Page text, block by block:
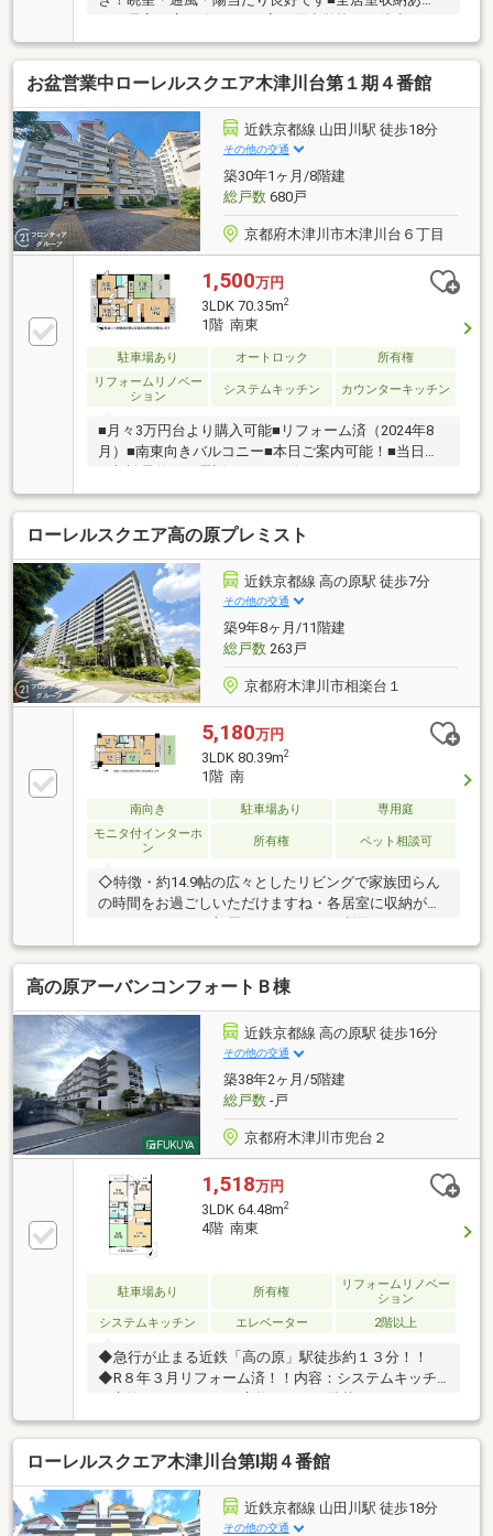
分！お子様の登下校にも安心の距離
お盆営業中ローレルスクエア木津川台第１期４番館
近鉄京都線 山田川駅 徒歩18分
その他の交通
築30年1ヶ月/8階建
総戸数680戸
京都府木津川市木津川台６丁目
1,500万円
3LDK 70.35m2
1階 南東
駐車場あり オートロック
所有権
リフォームリノベー
ション
システムキッチン カウンターキッチン
■月々3万円台より購入可能■リフォーム済（2024年8
月）■南東向きバルコニー■本日ご案内可能！■当日の
ローレルスクエア高の原プレミスト
近鉄京都線 高の原駅 徒歩7分
その他の交通
築9年8ヶ月/11階建
総戸数263戸
京都府木津川市相楽台１
5,180万円
3LDK 80.39m2
1階 南
南向き 駐車場あり
専用庭
モニタ付インターホ
ン
所有権 ペット相談可
◇特徴・約14.9帖の広々としたリビングで家族団らん
の時間をお過ごしいただけますね・各居室に収納がご
す・広々とした専用庭ではガーデニングなどお好きな
趣味にご利用いただけますね◇立地・木津川市立相楽
台小学校まで徒歩約１１分・木津川市立木津第二中学
校まで徒歩約１０分◆◇弊社が選ばれる理由◆◇１．
お金の扱い方のプロ、ファイナンシャルプランナーが
資金計画をサポート！２．買い替えなどにも対応でき
る売却専門チームあり！３．たくさんの銀行と繋がり
があるため、最も低金利になるように審査が可能！
高の原アーバンコンフォートＢ棟
近鉄京都線 高の原駅 徒歩16分
その他の交通
築38年2ヶ月/5階建
総戸数-戸
京都府木津川市兜台２
1,518万円
3LDK 64.48m2
4階 南東
駐車場あり 所有権
リフォームリノベー
ション
システムキッチン
エレベーター 2階以上
◆急行が止まる近鉄「高の原」駅徒歩約１３分！！
◆R８年３月リフォーム済！！内容：システムキッチ
ング施工 トイレ交換 ウォシュレット取付 フロア
タイル上貼り 畳表替 襖貼替 洗濯水栓交換 CF張
替 建具調整工事 ハウスクリーニング他◆南北バル
コニー◆エレベーター停止階住戸◆オートロック付き
マンション◆セントラル給湯暖房システム◆カウンタ
ーキッチン！！※管理費・修繕積立金・駐車場料金・
ローレルスクエア木津川台第Ⅰ期４番館
近鉄京都線 山田川駅 徒歩18分
その他の交通